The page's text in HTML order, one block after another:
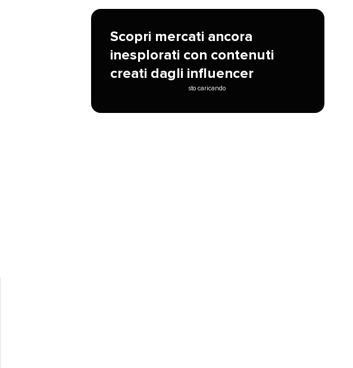
Scopri mercati ancora
inesplorati con contenuti
creati dagli influencer​​
sto caricando​​